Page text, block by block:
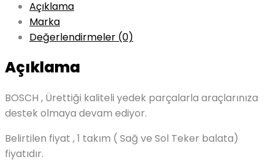
Açıklama
Marka
Değerlendirmeler (0)
Açıklama
BOSCH , Ürettiği kaliteli yedek parçalarla araçlarınıza
destek olmaya devam ediyor.
Belirtilen fiyat , 1 takım ( Sağ ve Sol Teker balata)
fiyatıdır.